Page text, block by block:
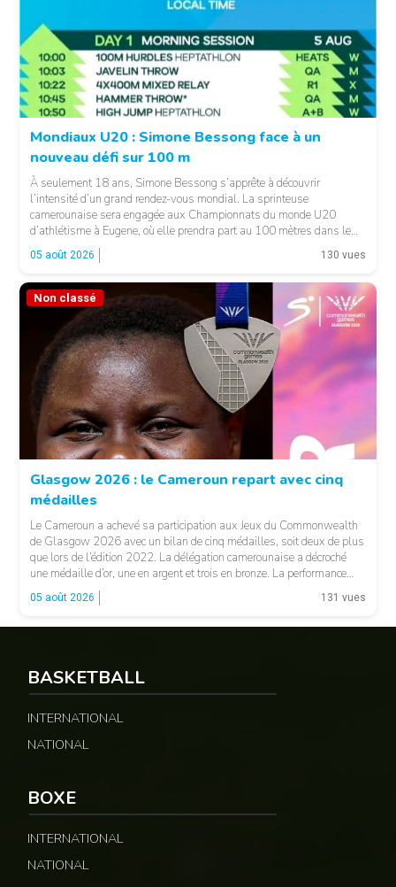
Mondiaux U20 : Simone Bessong face à un
nouveau défi sur 100 m
À seulement 18 ans, Simone Bessong s’apprête à découvrir
l’intensité d’un grand rendez-vous mondial. La sprinteuse
camerounaise sera engagée aux Championnats du monde U20
d’athlétisme à Eugene, où elle prendra part au 100 mètres dans le
heat 7. Pour son entrée en lice, la jeune Camerounaise devra se
mesurer à une concurrence relevée. Une première […]
05 août 2026 130 vues
Non classé
Glasgow 2026 : le Cameroun repart avec cinq
médailles
Le Cameroun a achevé sa participation aux Jeux du Commonwealth
de Glasgow 2026 avec un bilan de cinq médailles, soit deux de plus
que lors de l’édition 2022. La délégation camerounaise a décroché
une médaille d’or, une en argent et trois en bronze. La performance
majeure est venue d’Emmanuel Eseme. Le sprinteur camerounais
s’est imposé […]
05 août 2026 131 vues
BASKETBALL
INTERNATIONAL
NATIONAL
BOXE
INTERNATIONAL
NATIONAL